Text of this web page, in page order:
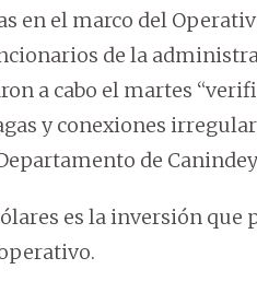
en el marco del
de la
a cabo el martes
y conexiones
de
es la inversión que